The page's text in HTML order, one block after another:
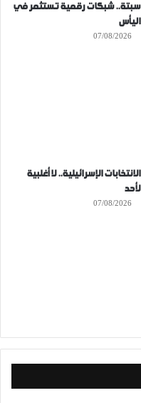
سبتة.. شبكات رقمية تستثمر في
اليأس
07/08/2026
الانتخابات الإسرائيلية.. لا أغلبية
لأحد
07/08/2026